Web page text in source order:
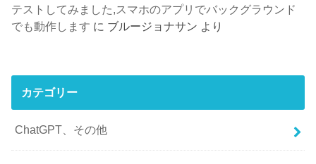
テストしてみました,スマホのアプリでバックグラウンド
でも動作します に ブルージョナサン より
カテゴリー
ChatGPT、その他